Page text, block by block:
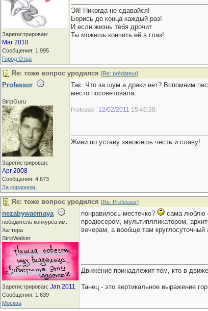
Зарегистрирован:
Mar 2010
Сообщения: 1,995
Город Отца
Эй! Никогда не сдавайся!
Борись до конца каждый раз!
И если жизнь тебя дрочит
Ты можешь кончить ей в глаз!
Re: тоже вопрос уродился [Re: prédateur]
Professor
StripGuru
Зарегистрирован:
Apr 2008
Сообщения: 4,673
За кордоном.
Так. Что за шум а драки нет? Вспомним
место посоветовала.
Professor; 12/02/2011 15:46:30
Живи по уставу завоюешь честь и славу!
Re: тоже вопрос уродился [Re: Professor]
nezabywaemaya
победитель конкурса им.
Хаттера
StripWalker
Зарегистрирован: Jan 2011
Сообщения: 1,639
Москва
понравилось местечко?
сама люблю
продюсером, мультиплликатором,
вечерам, а вообще там
Движение принадлежит тем, кто в
Танец - это вертикальное выражение